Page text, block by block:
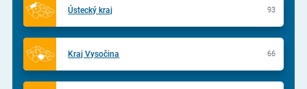
Ústecký kraj 93
Kraj Vysočina 66